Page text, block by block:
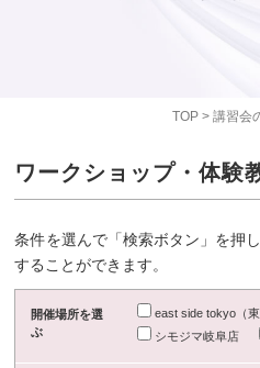
TOP> 講習会
ワークショップ・体験
条件を選んで「検索ボタン」を押
することができます。
開催場所を選
ぶ
east side tokyo（東
シモジマ岐阜店